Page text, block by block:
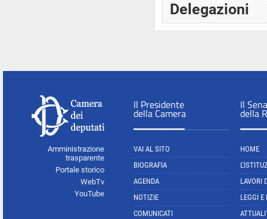
Delegazioni
Amministrazione
trasparente
Portale storico
WebTv
YouTube
Il Presidente
della Camera
VAI AL SITO
BIOGRAFIA
AGENDA
NOTIZIE
COMUNICATI
Il
della
HOME
LAVORI
LEGGI E